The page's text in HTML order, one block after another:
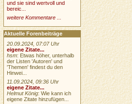
und sie sind wertvoll und
bereic...
weitere Kommentare ...
Aktuelle Forenbeiträge
20.09.2024, 07:07 Uhr
eigene Zitate...
hsm: Etwas höher, unterhalb
der Listen 'Autoren' und
'Themen' findest du den
Hinwei...
11.09.2024, 09:36 Uhr
eigene Zitate...
Helmut König: Wie kann ich
eigene Zitate hinzufügen...